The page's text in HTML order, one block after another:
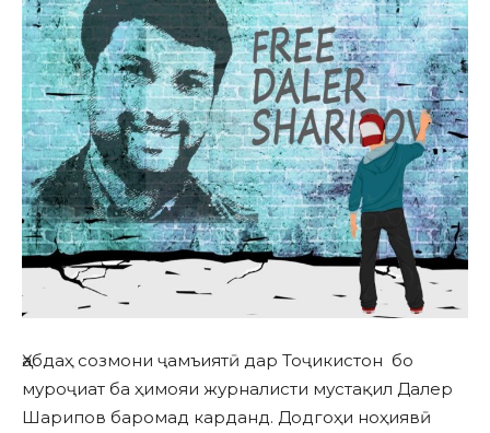
Ҳабдаҳ созмони ҷамъиятӣ дар Тоҷикистон бо
муроҷиат ба ҳимояи журналисти мустақил Далер
Шарипов баромад карданд. Додгоҳи ноҳиявӣ